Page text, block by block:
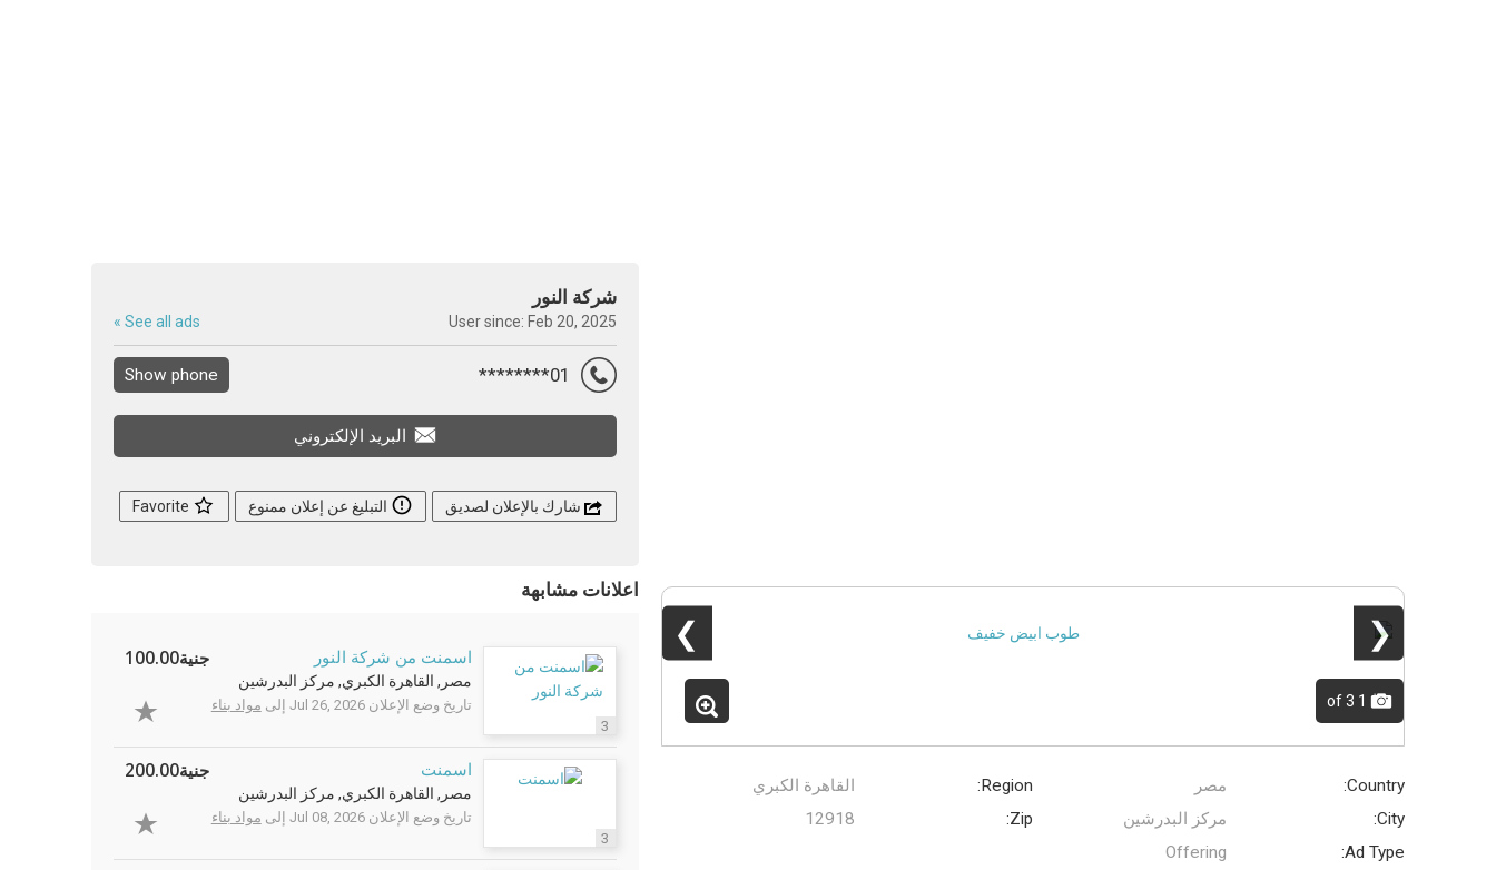
❮
❯
1
Country: مصر Region:
القاهرة الكبري
City:
مركز البدرشين Zip:
12918
Ad Type:
Offering
شركة النور
User since: Feb 20, 2025
See all ads »
01********
Show phone
البريد الإلكتروني
شارك بالإعلان لصديق التبليغ عن إعلان ممنوع
اعلانات مشابهة
3
اسمنت من شركة النور
مصر, القاهرة الكبري, مركز البدرشين
تاريخ وضع الإعلان Jul 26, 2026 إلى مواد بناء
جنية100.00
3
اسمنت
مصر, القاهرة الكبري, مركز البدرشين
تاريخ وضع الإعلان Jul 08, 2026 إلى مواد بناء
جنية200.00